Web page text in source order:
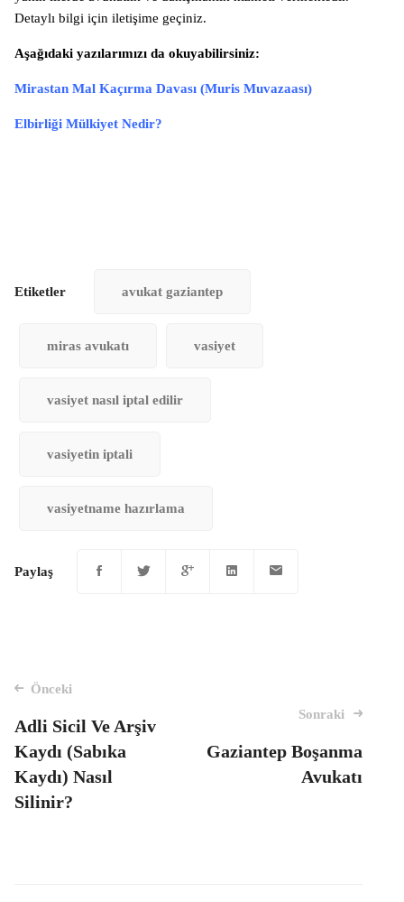
Detaylı bilgi için iletişime geçiniz.
Aşağıdaki yazılarımızı da okuyabilirsiniz:
Mirastan Mal Kaçırma Davası (Muris Muvazaası)
Elbirliği Mülkiyet Nedir?
Etiketler avukat gaziantep
miras avukatı vasiyet
vasiyet nasıl iptal edilir
vasiyetin iptali
vasiyetname hazırlama
Paylaş
Mesaj
navigasyon
Önceki
Adli Sicil Ve Arşiv
Kaydı (Sabıka
Kaydı) Nasıl
Silinir?
Sonraki
Gaziantep Boşanma
Avukatı